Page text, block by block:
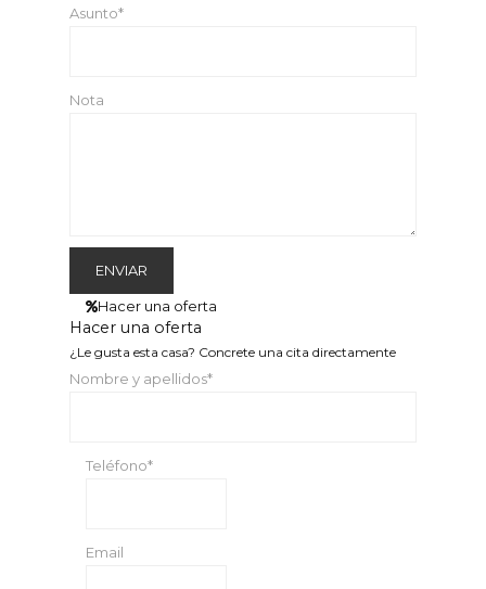
Asunto*
Nota
Hacer una oferta
Hacer una oferta
¿Le gusta esta casa? Concrete una cita directamente
Nombre y apellidos*
Teléfono*
Email